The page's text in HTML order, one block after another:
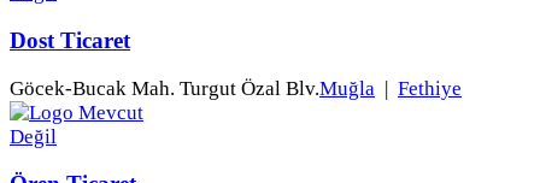
Dost Ticaret
Göcek-Bucak Mah. Turgut Özal Blv.Muğla | Fethiye